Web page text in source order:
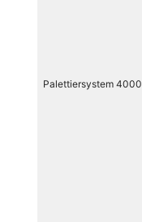
Palettiersystem 4000